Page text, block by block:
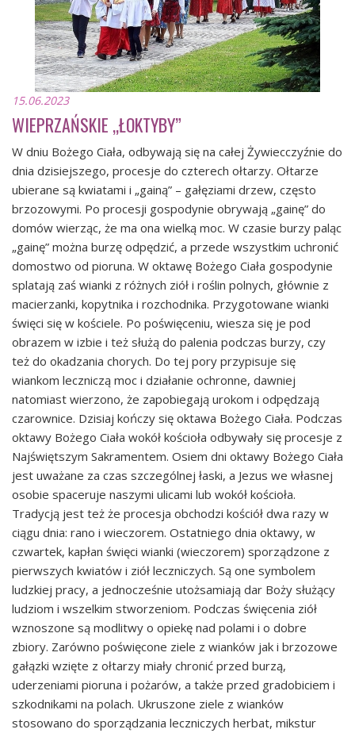
15.06.2023
WIEPRZAŃSKIE „ŁOKTYBY”
W dniu Bożego Ciała, odbywają się na całej Żywiecczyźnie do
dnia dzisiejszego, procesje do czterech ołtarzy. Ołtarze
ubierane są kwiatami i „gainą” – gałęziami drzew, często
brzozowymi. Po procesji gospodynie obrywają „gainę” do
domów wierząc, że ma ona wielką moc. W czasie burzy paląc
„gainę” można burzę odpędzić, a przede wszystkim uchronić
domostwo od pioruna. W oktawę Bożego Ciała gospodynie
splatają zaś wianki z różnych ziół i roślin polnych, głównie z
macierzanki, kopytnika i rozchodnika. Przygotowane wianki
święci się w kościele. Po poświęceniu, wiesza się je pod
obrazem w izbie i też służą do palenia podczas burzy, czy
też do okadzania chorych. Do tej pory przypisuje się
wiankom leczniczą moc i działanie ochronne, dawniej
natomiast wierzono, że zapobiegają urokom i odpędzają
czarownice. Dzisiaj kończy się oktawa Bożego Ciała. Podczas
oktawy Bożego Ciała wokół kościoła odbywały się procesje z
Najświętszym Sakramentem. Osiem dni oktawy Bożego Ciała
jest uważane za czas szczególnej łaski, a Jezus we własnej
osobie spaceruje naszymi ulicami lub wokół kościoła.
Tradycją jest też że procesja obchodzi kościół dwa razy w
ciągu dnia: rano i wieczorem. Ostatniego dnia oktawy, w
czwartek, kapłan święci wianki (wieczorem) sporządzone z
pierwszych kwiatów i ziół leczniczych. Są one symbolem
ludzkiej pracy, a jednocześnie utożsamiają dar Boży służący
ludziom i wszelkim stworzeniom. Podczas święcenia ziół
wznoszone są modlitwy o opiekę nad polami i o dobre
zbiory. Zarówno poświęcone ziele z wianków jak i brzozowe
gałązki wzięte z ołtarzy miały chronić przed burzą,
uderzeniami pioruna i pożarów, a także przed gradobiciem i
szkodnikami na polach. Ukruszone ziele z wianków
stosowano do sporządzania leczniczych herbat, mikstur